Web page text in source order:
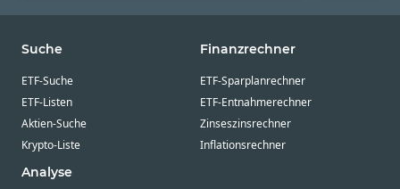
Suche
ETF-Suche
ETF-Listen
Aktien-Suche
Krypto-Liste
Analyse
Finanzrechner
ETF-Sparplanrechner
ETF-Entnahmerechner
Zinseszinsrechner
Inflationsrechner